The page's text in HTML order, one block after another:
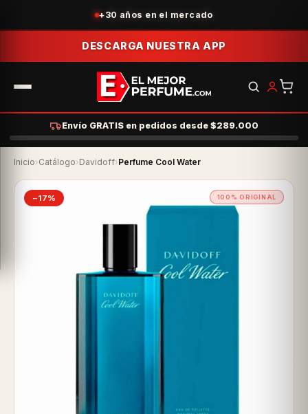
+30 años en el mercado
DESCARGA NUESTRA APP
Envío GRATIS en pedidos desde $289.000
Inicio›Catálogo›Davidoff›Perfume Cool Water
−17% 100% ORIGINAL